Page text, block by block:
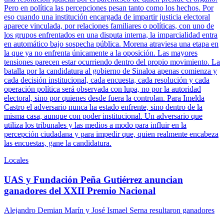
Pero en política las percepciones pesan tanto como los hechos. Por
eso cuando una institución encargada de impartir justicia electoral
aparece vinculada, por relaciones familiares o políticas, con uno de
los grupos enfrentados en una disputa interna, la imparcialidad entra
en automático bajo sospecha pública. Morena atraviesa una etapa en
la que ya no enfrenta únicamente a la oposición. Las mayores
tensiones parecen estar ocurriendo dentro del propio movimiento. La
batalla por la candidatura al gobierno de Sinaloa apenas comienza y
cada decisión institucional, cada encuesta, cada resolución y cada
operación política será observada con lupa, no por la autoridad
electoral, sino por quienes desde fuera la controlan. Para Imelda
Castro el adversario nunca ha estado enfrente, sino dentro de la
misma casa, aunque con poder institucional. Un adversario que
utiliza los tribunales y las medios a modo para influir en la
percepción ciudadana y para impedir que, quien realmente encabeza
las encuestas, gane la candidatura.
Locales
UAS y Fundación Peña Gutiérrez anuncian
ganadores del XXII Premio Nacional
Alejandro Demian Marín y José Ismael Serna resultaron ganadores